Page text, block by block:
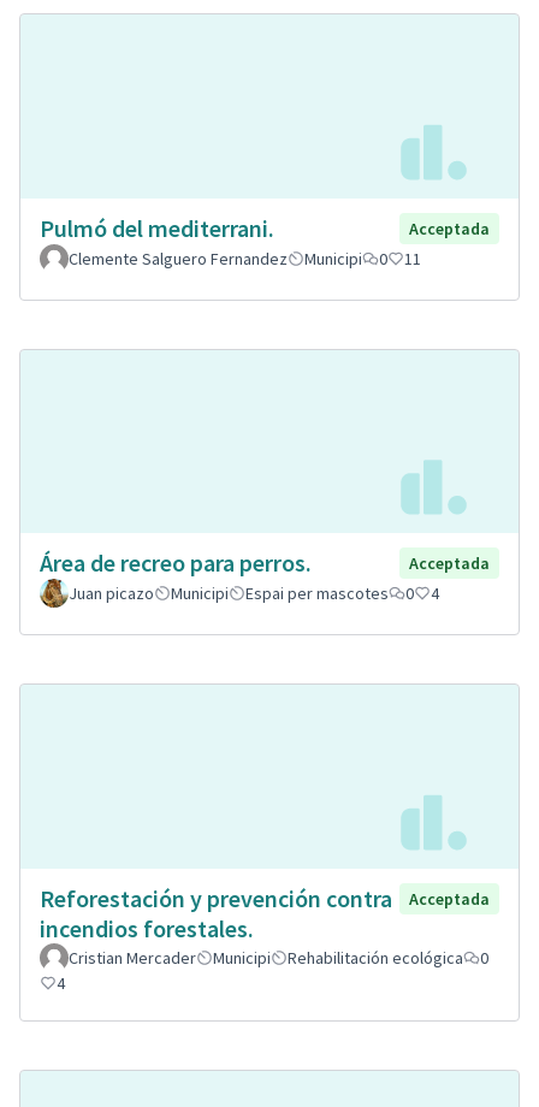
Pulmó del mediterrani.
Acceptada
Clemente Salguero Fernandez
Municipi 0 11
Área de recreo para perros.
Acceptada
Juan picazo
Municipi Espai per mascotes 0 4
Reforestación y prevención contra
incendios forestales.
Acceptada
Cristian Mercader Municipi Rehabilitación ecológica
0
4